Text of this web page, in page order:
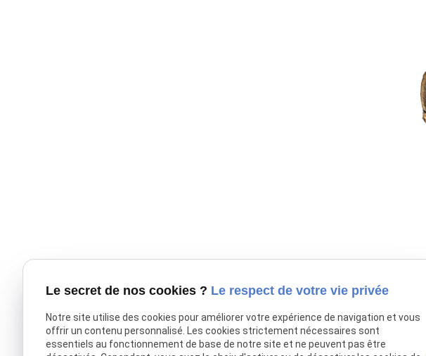
Trouvez votre
Donnez une nouvelle place à l’amour
Le secret de nos cookies ? Le respect de votre vie privée
Notre site utilise des cookies pour améliorer votre expérience de navigation et vous
offrir un contenu personnalisé. Les cookies strictement nécessaires sont
essentiels au fonctionnement de base de notre site et ne peuvent pas être